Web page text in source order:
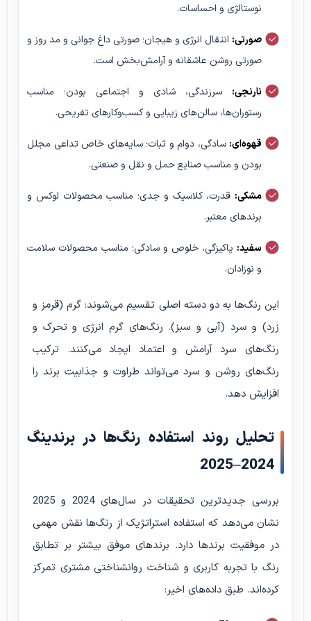
نوستالژی و احساسات.
صورتی: انتقال انرژی و هیجان؛ صورتی داغ جوانی و مد روز و
صورتی روشن عاشقانه و آرامش‌بخش است.
نارنجی: سرزندگی، شادی و اجتماعی بودن؛ مناسب
رستوران‌ها، سالن‌های زیبایی و کسب‌وکارهای تفریحی.
قهوه‌ای: سادگی، دوام و ثبات؛ سایه‌های خاص تداعی مجلل
بودن و مناسب صنایع حمل و نقل و صنعتی.
مشکی: قدرت، کلاسیک و جدی؛ مناسب محصولات لوکس و
برندهای معتبر.
سفید: پاکیزگی، خلوص و سادگی؛ مناسب محصولات سلامت
و نوزادان.
این رنگ‌ها به دو دسته اصلی تقسیم می‌شوند: گرم (قرمز و
زرد) و سرد (آبی و سبز). رنگ‌های گرم انرژی و تحرک و
رنگ‌های سرد آرامش و اعتماد ایجاد می‌کنند. ترکیب
رنگ‌های روشن و سرد می‌تواند طراوت و جذابیت برند را
افزایش دهد.
تحلیل روند استفاده رنگ‌ها در برندینگ
2024–2025
بررسی جدیدترین تحقیقات در سال‌های 2024 و 2025
نشان می‌دهد که استفاده استراتژیک از رنگ‌ها نقش مهمی
در موفقیت برندها دارد. برندهای موفق بیشتر بر تطابق
رنگ با تجربه کاربری و شناخت روانشناختی مشتری تمرکز
کرده‌اند. طبق داده‌های اخیر: